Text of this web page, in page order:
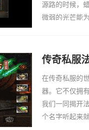
源路的时候，
微弱的光芒能
传奇私服
在传奇私服的
器。它不仅拥
我们一同揭开
个名字听起来